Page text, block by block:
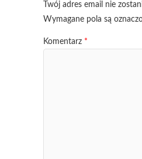
Twój adres email nie
Wymagane pola są
Komentarz *